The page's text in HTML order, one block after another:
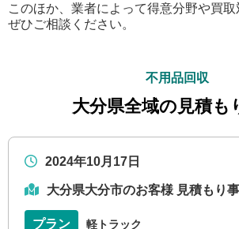
このほか、業者によって得意分野や買取
ぜひご相談ください。
不用品回収
大分県全域の見積も
2024年10月17日
大分県大分市のお客様 見積もり
プラン 軽トラック